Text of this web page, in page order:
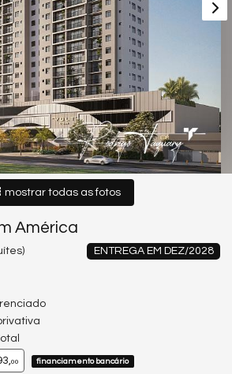
mostrar todas as fotos
América
ENTREGA EM DEZ/2028
00 financiamento bancário